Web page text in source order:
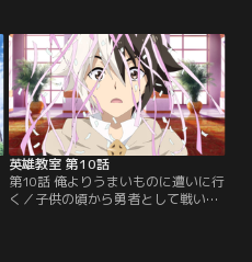
命令を受けたイオナである。ガーデ
ィアンとして無限に復活できるとい
う特性を持つため、全く手加減の無
いブレイドを倒すべく、イライザた
ちと協力しイオナをマザーから切り
離す作戦…。
英雄教室 第10話
第10話 俺よりうまいものに遭いに行
く／子供の頃から勇者として戦い続